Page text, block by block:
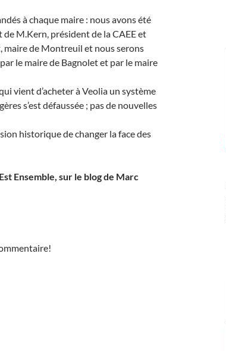
à chaque maire : nous avons été
M.Kern, président de la CAEE et
maire de Montreuil et nous serons
le maire de Bagnolet et par le maire
vient d’acheter à Veolia un système
s’est défaussée ; pas de nouvelles
historique de changer la face des
Est Ensemble, sur le blog de Marc